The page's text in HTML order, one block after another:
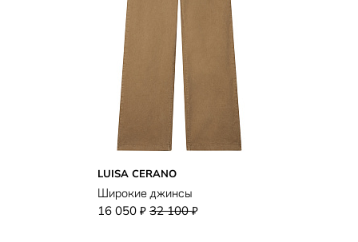
LUISA CERANO
Широкие джинсы
16 050 ₽ 32 100₽